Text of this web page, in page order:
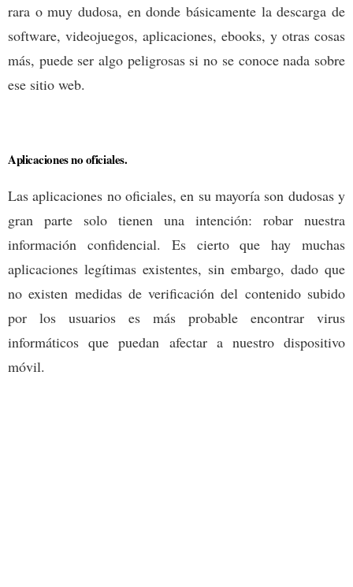
rara o muy dudosa, en donde básicamente la descarga de
software, videojuegos, aplicaciones, ebooks, y otras cosas
más, puede ser algo peligrosas si no se conoce nada sobre
ese sitio web.
Aplicaciones no oficiales.
Las aplicaciones no oficiales, en su mayoría son dudosas y
gran parte solo tienen una intención: robar nuestra
información confidencial. Es cierto que hay muchas
aplicaciones legítimas existentes, sin embargo, dado que
no existen medidas de verificación del contenido subido
por los usuarios es más probable encontrar virus
informáticos que puedan afectar a nuestro dispositivo
móvil.